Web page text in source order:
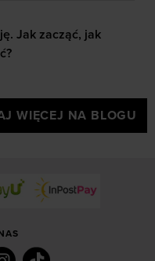
Jak zacząć, jak
Jak zacząć, jak
WIĘCEJ NA BLOGU